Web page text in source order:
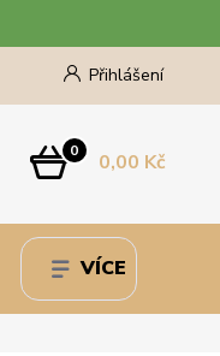
Přihlášení
0 0,00 Kč
VÍCE